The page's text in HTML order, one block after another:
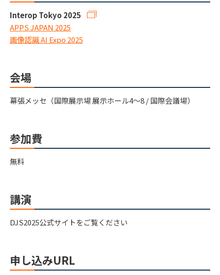
Interop Tokyo 2025
APPS JAPAN 2025
画像認識 AI Expo 2025
会場
幕張メッセ（国際展示場 展示ホール4～8 / 国際会議場）
参加費
無料
講演
DJS2025公式サイトをご覧ください
申し込みURL